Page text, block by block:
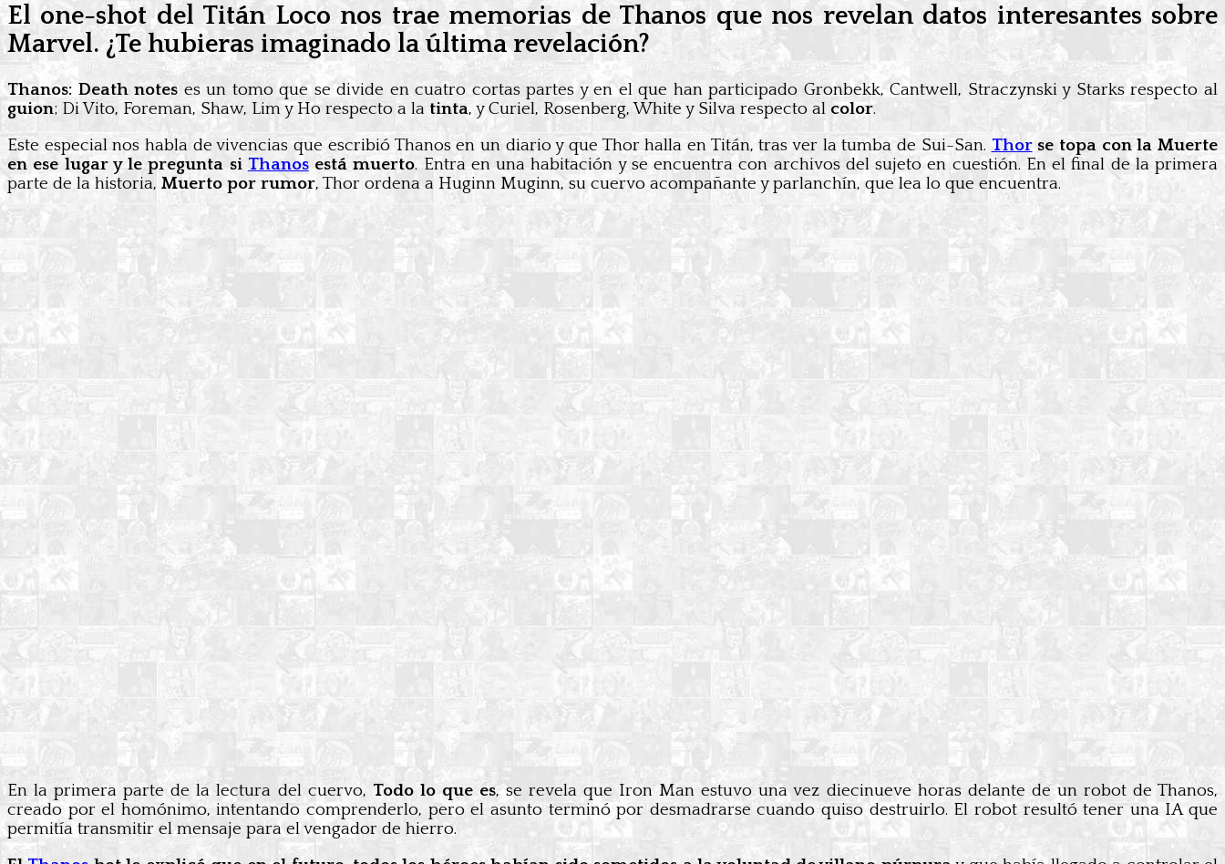
El one-shot del Titán Loco nos trae memorias de Thanos que nos revelan datos interesantes sobre
Marvel. ¿Te hubieras imaginado la última revelación?
Thanos: Death notes es un tomo que se divide en cuatro cortas partes y en el que han participado Gronbekk, Cantwell, Straczynski y Starks respecto al
guion; Di Vito, Foreman, Shaw, Lim y Ho respecto a la tinta, y Curiel, Rosenberg, White y Silva respecto al color.
Este especial nos habla de vivencias que escribió Thanos en un diario y que Thor halla en Titán, tras ver la tumba de Sui-San. Thorse topa con la Muerte
en ese lugar y le pregunta si Thanosestá muerto. Entra en una habitación y se encuentra con archivos del sujeto en cuestión. En el final de la primera
parte de la historia, Muerto por rumor, Thor ordena a Huginn Muginn, su cuervo acompañante y parlanchín, que lea lo que encuentra.
En la primera parte de la lectura del cuervo, Todo lo que es, se revela que Iron Man estuvo una vez diecinueve horas delante de un robot de Thanos,
creado por el homónimo, intentando comprenderlo, pero el asunto terminó por desmadrarse cuando quiso destruirlo. El robot resultó tener una IA que
permitía transmitir el mensaje para el vengador de hierro.